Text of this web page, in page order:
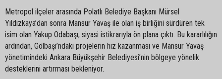
Metropol ilçeler arasında Polatlı Belediye Başkanı Mürsel
Yıldızkaya’dan sonra Mansur Yavaş ile olan iş birliğini sürdüren tek
isim olan Yakup Odabaşı, siyasi istikrarıyla ön plana çıktı. Bu kararlılığın
ardından, Gölbaşı’ndaki projelerin hız kazanması ve Mansur Yavaş
yönetimindeki Ankara Büyükşehir Belediyesi’nin bölgeye yönelik
desteklerini artırması bekleniyor.